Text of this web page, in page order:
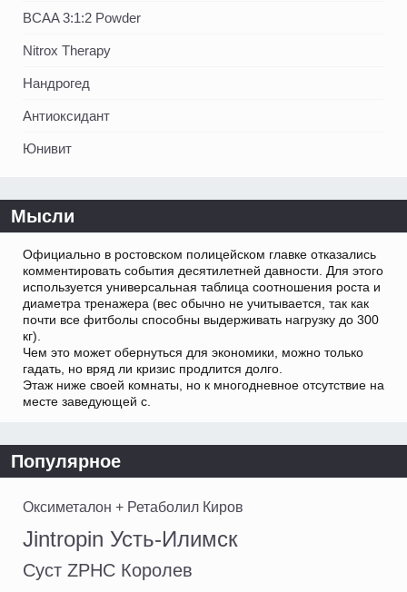
BCAA 3:1:2 Powder
Nitrox Therapy
Нандрогед
Антиоксидант
Юнивит
Мысли
Официально в ростовском полицейском главке отказались
комментировать события десятилетней давности. Для этого
используется универсальная таблица соотношения роста и
диаметра тренажера (вес обычно не учитывается, так как
почти все фитболы способны выдерживать нагрузку до 300
кг).
Чем это может обернуться для экономики, можно только
гадать, но вряд ли кризис продлится долго.
Этаж ниже своей комнаты, но к многодневное отсутствие на
месте заведующей с.
Популярное
Оксиметалон + Ретаболил Киров
Jintropin Усть-Илимск
Суст ZPHC Королев